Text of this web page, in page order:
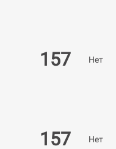
157 Нет
157 Нет